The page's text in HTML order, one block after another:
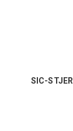
SIC-STJER